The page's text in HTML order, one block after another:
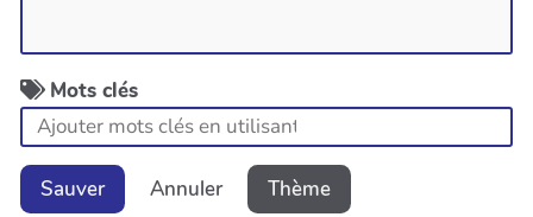
Mots clés
Sauver Annuler Thème